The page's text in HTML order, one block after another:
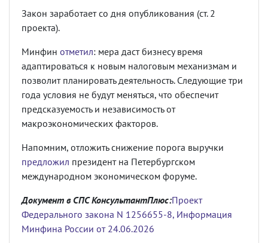
Закон заработает со дня опубликования (ст. 2
проекта).
Минфин отметил: мера даст бизнесу время
адаптироваться к новым налоговым механизмам и
позволит планировать деятельность. Следующие три
года условия не будут меняться, что обеспечит
предсказуемость и независимость от
макроэкономических факторов.
Напомним, отложить снижение порога выручки
предложил президент на Петербургском
международном экономическом форуме.
Документ в СПС КонсультантПлюс:Проект
Федерального закона N 1256655-8, Информация
Минфина России от 24.06.2026